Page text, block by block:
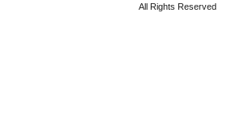
All Rights Reserved